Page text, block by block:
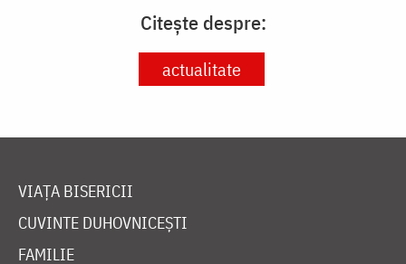
Citește despre:
actualitate
VIAȚA BISERICII
CUVINTE DUHOVNICEȘTI
FAMILIE